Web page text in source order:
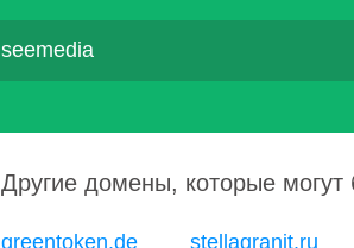
seemedia
Другие домены, которые
greentoken.de stellagranit.ru